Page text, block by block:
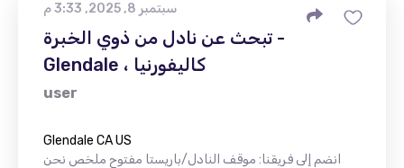
سبتمبر 8, 2025, 3:33 م
تبحث عن نادل من ذوي الخبرة -
Glendale ، كاليفورنيا
user
Glendale CA US
انضم إلى فريقنا: موقف النادل/باريستا مفتوح ملخص نحن